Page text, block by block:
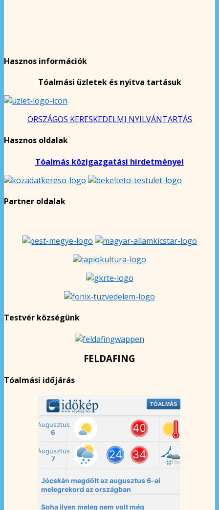
Hasznos információk
Tóalmási üzletek és nyitva tartásuk
ORSZÁGOS KERESKEDELMI NYILVÁNTARTÁS
Hasznos oldalak
Tóalmás közigazgatási hirdetményei
Partner oldalak
Testvér községünk
FELDAFING
Tóalmási időjárás